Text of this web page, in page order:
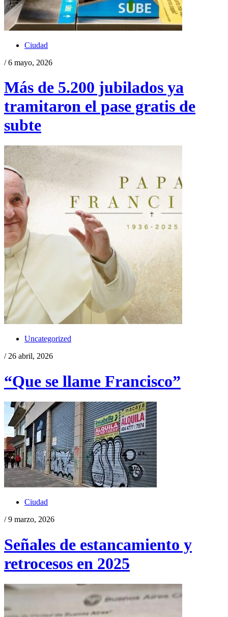
Ciudad
/ 6 mayo, 2026
Más de 5.200 jubilados ya
tramitaron el pase gratis de
subte
Uncategorized
/ 26 abril, 2026
“Que se llame Francisco”
Ciudad
/ 9 marzo, 2026
Señales de estancamiento y
retrocesos en 2025